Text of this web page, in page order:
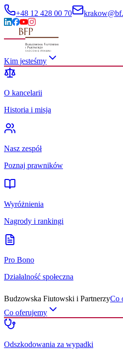
+48 12 428 00 70
Kim jesteśmy
O kancelarii
Historia i misja
Nasz zespół
Poznaj prawników
Wyróżnienia
Nagrody i rankingi
Pro Bono
Działalność społeczna
Budzowska Fiutowski i PartnerzyCo
Co oferujemy
Odszkodowania za wypadki